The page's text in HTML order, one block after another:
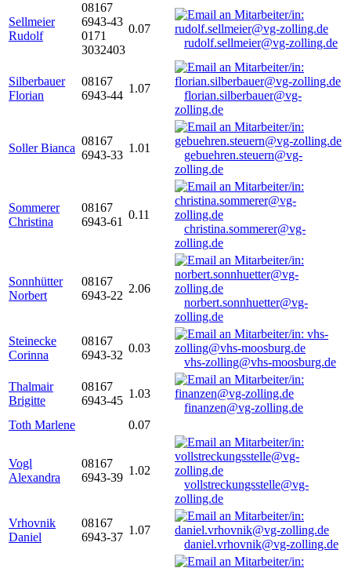
Sellmeier
Rudolf
08167
6943-43
0171
3032403
0.07
rudolf.sellmeier@vg-zolling.de
Silberbauer
Florian
08167
6943-44
1.07
florian.silberbauer@vg-
zolling.de
Soller Bianca
08167
6943-33
1.01
gebuehren.steuern@vg-
zolling.de
Sommerer
Christina
08167
6943-61
0.11
christina.sommerer@vg-
zolling.de
Sonnhütter
Norbert
08167
6943-22
2.06
norbert.sonnhuetter@vg-
zolling.de
Steinecke
Corinna
08167
6943-32
0.03
vhs-zolling@vhs-moosburg.de
Thalmair
Brigitte
08167
6943-45
1.03
finanzen@vg-zolling.de
Toth Marlene
0.07
Vogl
Alexandra
08167
6943-39
1.02
vollstreckungsstelle@vg-
zolling.de
Vrhovnik
Daniel
08167
6943-37
1.07
daniel.vrhovnik@vg-zolling.de